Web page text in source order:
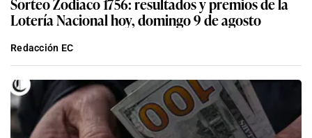
Lotería Nacional hoy, domingo 9 de agosto
Redacción EC